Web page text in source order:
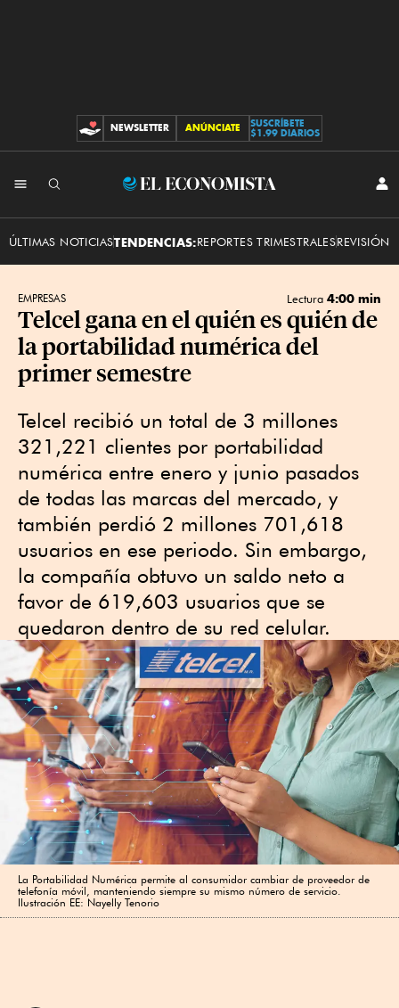
CONTRIBUCIONES
NEWSLETTER ANÚNCIATE
SUSCRÍBETE
$1.99 DIARIOS
El
ÚLTIMAS NOTICIASTENDENCIAS:REPORTES TRIMESTRALESREVISIÓN
EMPRESAS Lectura 4:00 min
Telcel gana en el quién es quién de
la portabilidad numérica del
primer semestre
Telcel recibió un total de 3 millones
321,221 clientes por portabilidad
numérica entre enero y junio pasados
de todas las marcas del mercado, y
también perdió 2 millones 701,618
usuarios en ese periodo. Sin embargo,
la compañía obtuvo un saldo neto a
favor de 619,603 usuarios que se
quedaron dentro de su red celular.
La Portabilidad Numérica permite al consumidor cambiar de proveedor de
telefonía móvil, manteniendo siempre su mismo número de servicio.
Ilustración EE: Nayelly Tenorio